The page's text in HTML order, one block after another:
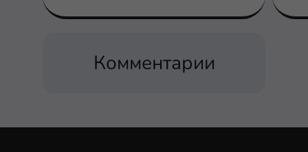
Комментарии